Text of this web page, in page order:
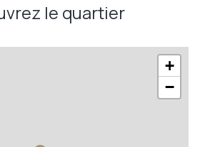
le quartier
+
−